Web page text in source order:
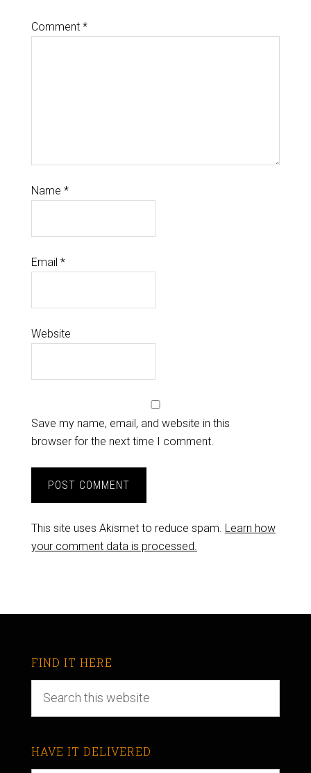
Comment *
Name *
Email *
Website
Save my name, email, and website in this
browser for the next time I comment.
This site uses Akismet to reduce spam. Learn how
your comment data is processed.
FIND IT HERE
HAVE IT DELIVERED